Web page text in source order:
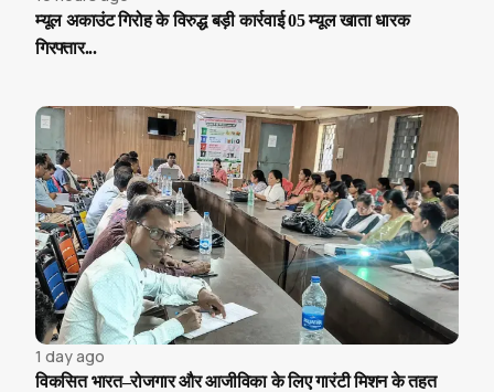
म्यूल अकाउंट गिरोह के विरुद्ध बड़ी कार्रवाई 05 म्यूल खाता धारक
गिरफ्तार...
1 day ago
विकसित भारत–रोजगार और आजीविका के लिए गारंटी मिशन के तहत